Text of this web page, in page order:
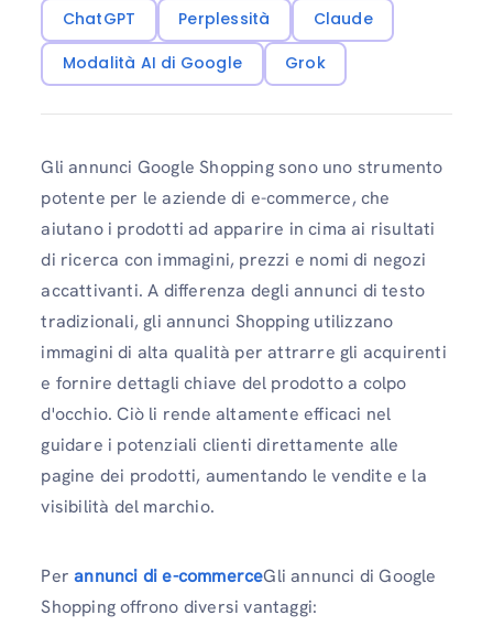
ChatGPT Perplessità
Claude
Modalità AI di Google
Grok
Gli annunci Google Shopping sono uno strumento
potente per le aziende di e-commerce, che
aiutano i prodotti ad apparire in cima ai risultati
di ricerca con immagini, prezzi e nomi di negozi
accattivanti. A differenza degli annunci di testo
tradizionali, gli annunci Shopping utilizzano
immagini di alta qualità per attrarre gli acquirenti
e fornire dettagli chiave del prodotto a colpo
d'occhio. Ciò li rende altamente efficaci nel
guidare i potenziali clienti direttamente alle
pagine dei prodotti, aumentando le vendite e la
visibilità del marchio.
Perannunci di e-commerceGli annunci di Google
Shopping offrono diversi vantaggi: